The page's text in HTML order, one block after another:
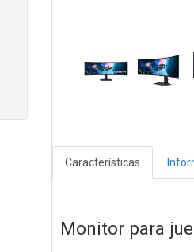
Características
Monitor para